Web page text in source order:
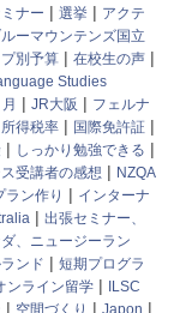
ナー | 選挙 | アクテ
ーマウンテンズ国立
別予算 | 在校生の声 |
Studies
月 | JR大阪 | フェルナ
所得税率 | 国際免許証 |
| しっかり勉強できる |
受講者の感想 | NZQA
ラン作り | インターナ
| 出張セミナー、
、ニュージーラン
ンド | 短期プログラ
ンライン留学 |
ILSC
| 空間づくり | Japon |